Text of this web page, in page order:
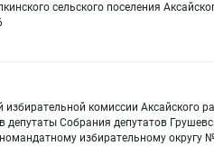
сельского поселения
комиссии Аксайского
Собрания депутатов
избирательному округу